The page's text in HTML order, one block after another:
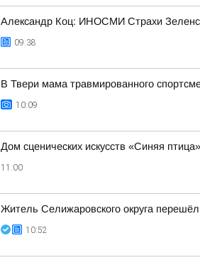
Александр Коц: ИНОСМИ Страхи
09:38
В Твери мама травмированного
10:09
Дом сценических искусств «Синяя
11:00
Житель Селижаровского округа
10:52